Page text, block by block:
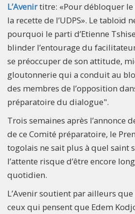
L’Avenirtitre: «Pour débloquer
la recette de l’UDPS». Le tabloïd
pourquoi le parti d’Etienne
blinder l’entourage du
se préoccuper de son attitude,
gloutonnerie qui a conduit au
des membres de l’opposition
préparatoire du dialogue".
Trois semaines après l’annonce
de ce Comité préparatoire, le
togolais ne sait plus à quel saint
l’attente risque d’être encore
quotidien.
L’Avenir soutient par ailleurs
ceux qui pensent que Edem